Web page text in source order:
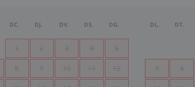
DC. DJ. DV. DS. DG.
1 2 3 4 5
8 9 10 11 12
DL. DT.
3 4